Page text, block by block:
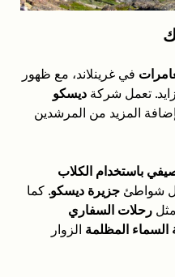
في غرينلاند، مع ظهور
تعمل شركة ديسكو
المزيد من المرشدين
باستخدام الكلاب
شواطئ جزيرة ديسكو. كما
رحلات السفاري
السماء المظلمة الزوار